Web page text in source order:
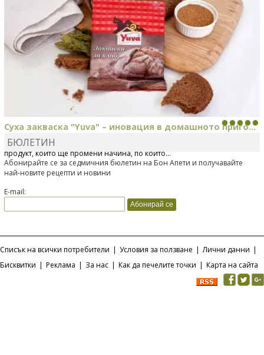
Суха закваска "Yuva" – иновация в домашното приго...
Отскоро Лесафр България стартира предлагането на изцяло нов
продукт, който ще промени начина, по който...
БЮЛЕТИН
Абонирайте се за седмичния бюлетин на Бон Апети и получавайте
най-новите рецепти и новини
E-mail:
Списък на всички потребители | Условия за ползване | Лични данни |
Бисквитки | Реклама | За нас | Как да печелите точки | Карта на сайта